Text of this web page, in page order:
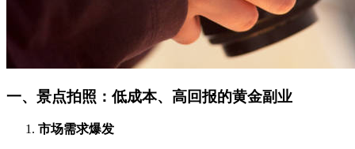
一、景点拍照：低成本、高回报的黄金副业
市场需求爆发